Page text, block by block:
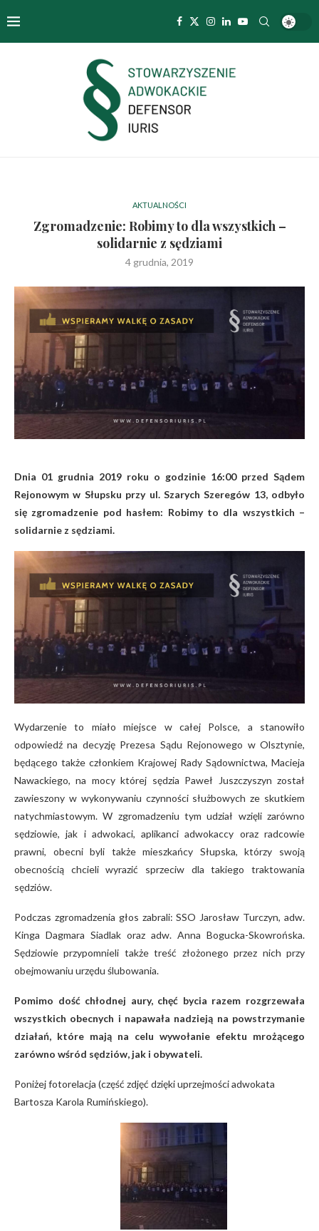
AKTUALNOŚCI
Zgromadzenie: Robimy to dla wszystkich –
solidarnie z sędziami
4 grudnia, 2019
Dnia 01 grudnia 2019 roku o godzinie 16:00 przed Sądem
Rejonowym w Słupsku przy ul. Szarych Szeregów 13, odbyło
się zgromadzenie pod hasłem: Robimy to dla wszystkich –
solidarnie z sędziami.
Wydarzenie to miało miejsce w całej Polsce, a stanowiło
odpowiedź na decyzję Prezesa Sądu Rejonowego w Olsztynie,
będącego także członkiem Krajowej Rady Sądownictwa, Macieja
Nawackiego, na mocy której sędzia Paweł Juszczyszyn został
zawieszony w wykonywaniu czynności służbowych ze skutkiem
natychmiastowym. W zgromadzeniu tym udział wzięli zarówno
sędziowie, jak i adwokaci, aplikanci adwokaccy oraz radcowie
prawni, obecni byli także mieszkańcy Słupska, którzy swoją
obecnością chcieli wyrazić sprzeciw dla takiego traktowania
sędziów.
Podczas zgromadzenia głos zabrali: SSO Jarosław Turczyn, adw.
Kinga Dagmara Siadlak oraz adw. Anna Bogucka-Skowrońska.
Sędziowie przypomnieli także treść złożonego przez nich przy
obejmowaniu urzędu ślubowania.
Pomimo dość chłodnej aury, chęć bycia razem rozgrzewała
wszystkich obecnych i napawała nadzieją na powstrzymanie
działań, które mają na celu wywołanie efektu mrożącego
zarówno wśród sędziów, jak i obywateli.
Poniżej fotorelacja (część zdjęć dzięki uprzejmości adwokata
Bartosza Karola Rumińskiego).